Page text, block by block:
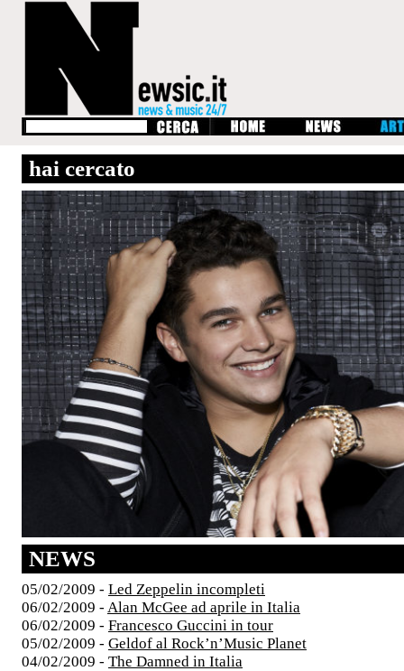
hai cercato
NEWS
05/02/2009 - Led Zeppelin incompleti
06/02/2009 - Alan McGee ad aprile in Italia
06/02/2009 - Francesco Guccini in tour
05/02/2009 - Geldof al Rock’n’Music Planet
04/02/2009 - The Damned in Italia